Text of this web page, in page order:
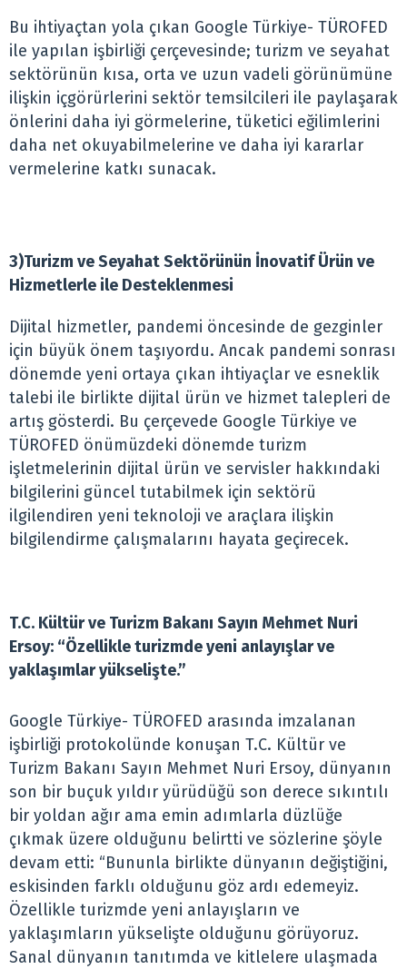
Bu ihtiyaçtan yola çıkan Google Türkiye- TÜROFED
ile yapılan işbirliği çerçevesinde; turizm ve seyahat
sektörünün kısa, orta ve uzun vadeli görünümüne
ilişkin içgörürlerini sektör temsilcileri ile paylaşarak
önlerini daha iyi görmelerine, tüketici eğilimlerini
daha net okuyabilmelerine ve daha iyi kararlar
vermelerine katkı sunacak.
3)Turizm ve Seyahat Sektörünün İnovatif Ürün ve
Hizmetlerle ile Desteklenmesi
Dijital hizmetler, pandemi öncesinde de gezginler
için büyük önem taşıyordu. Ancak pandemi sonrası
dönemde yeni ortaya çıkan ihtiyaçlar ve esneklik
talebi ile birlikte dijital ürün ve hizmet talepleri de
artış gösterdi. Bu çerçevede Google Türkiye ve
TÜROFED önümüzdeki dönemde turizm
işletmelerinin dijital ürün ve servisler hakkındaki
bilgilerini güncel tutabilmek için sektörü
ilgilendiren yeni teknoloji ve araçlara ilişkin
bilgilendirme çalışmalarını hayata geçirecek.
T.C. Kültür ve Turizm Bakanı Sayın Mehmet Nuri
Ersoy: “Özellikle turizmde yeni anlayışlar ve
yaklaşımlar yükselişte.”
Google Türkiye- TÜROFED arasında imzalanan
işbirliği protokolünde konuşan T.C. Kültür ve
Turizm Bakanı Sayın Mehmet Nuri Ersoy, dünyanın
son bir buçuk yıldır yürüdüğü son derece sıkıntılı
bir yoldan ağır ama emin adımlarla düzlüğe
çıkmak üzere olduğunu belirtti ve sözlerine şöyle
devam etti: “Bununla birlikte dünyanın değiştiğini,
eskisinden farklı olduğunu göz ardı edemeyiz.
Özellikle turizmde yeni anlayışların ve
yaklaşımların yükselişte olduğunu görüyoruz.
Sanal dünyanın tanıtımda ve kitlelere ulaşmada